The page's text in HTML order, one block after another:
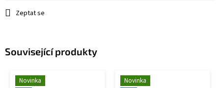
Zeptat se
Související produkty
Novinka
Novinka